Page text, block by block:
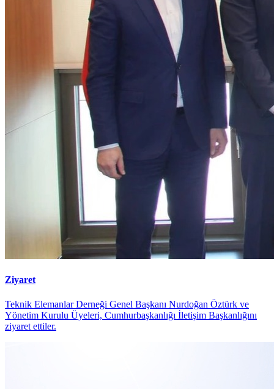
Ziyaret
Teknik Elemanlar Derneği Genel Başkanı Nurdoğan Öztürk ve
Yönetim Kurulu Üyeleri, Cumhurbaşkanlığı İletişim Başkanlığını
ziyaret ettiler.